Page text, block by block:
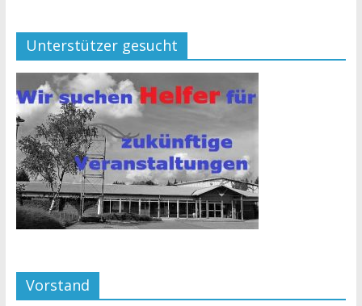
Unterstützer gesucht
Vorstand